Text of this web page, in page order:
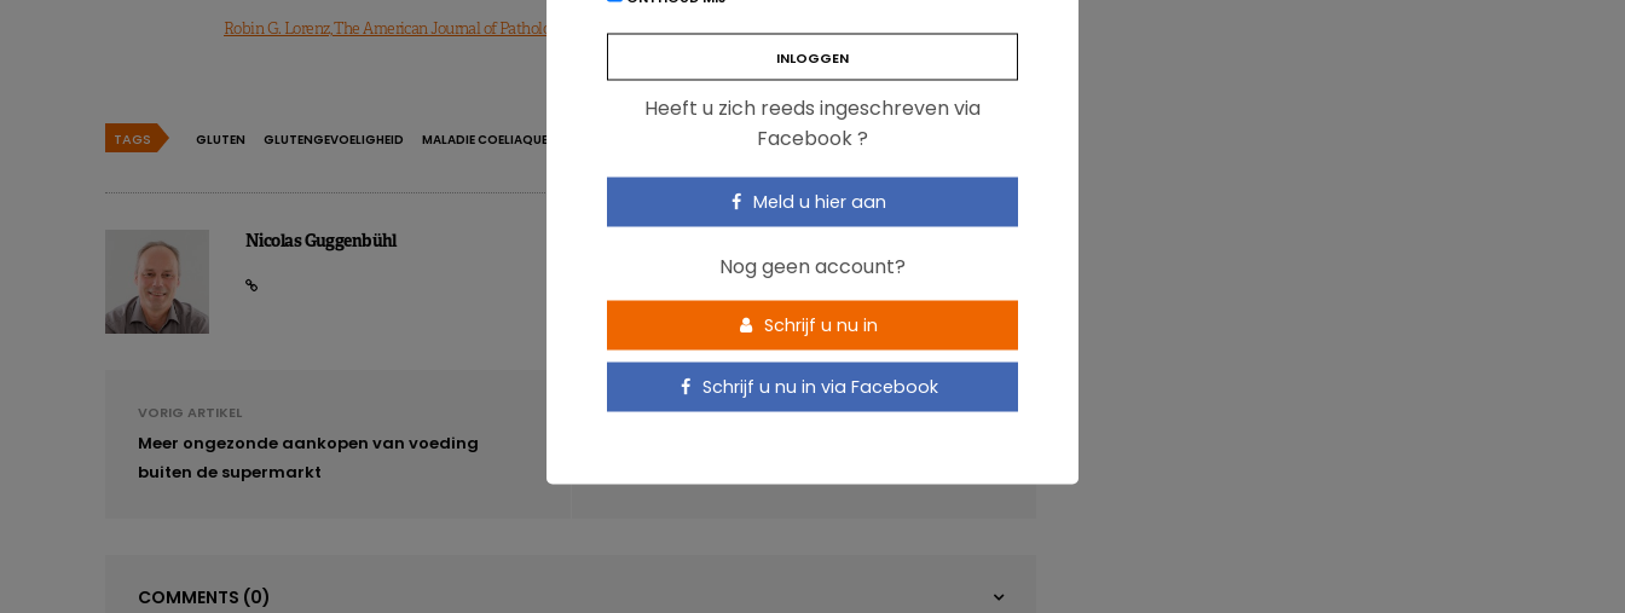
Robin G. Lorenz, The American Journal of Pathology, Published online 21/09/2015.
TAGS GLUTEN GLUTENGEVOELIGHEID MALADIE COELIAQUE
Nicolas Guggenbühl
VORIG ARTIKEL
Meer ongezonde aankopen van voeding
buiten de supermarkt
VOLGENDE ARTIKEL
COMMENTS (0)
Heeft u zich reeds ingeschreven via
Facebook ?
Meld u hier aan
Nog geen account?
Schrijf u nu in
Schrijf u nu in via Facebook